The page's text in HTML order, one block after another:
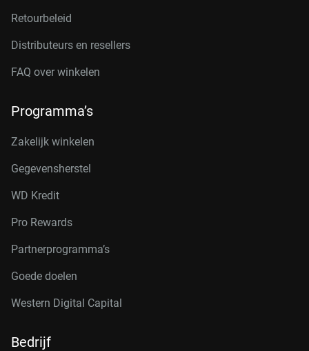
Retourbeleid
Distributeurs en resellers
FAQ over winkelen
Programma’s
Zakelijk winkelen
Gegevensherstel
WD Kredit
Pro Rewards
Partnerprogramma’s
Goede doelen
Western Digital Capital
Bedrijf